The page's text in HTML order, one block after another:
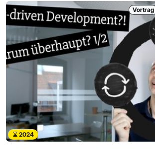
Vortrag
2024